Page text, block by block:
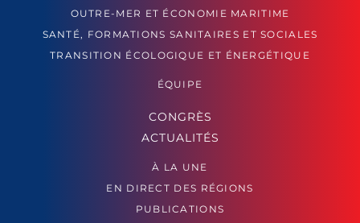
OUTRE-MER ET ÉCONOMIE MARITIME
SANTÉ, FORMATIONS SANITAIRES ET SOCIALES
TRANSITION ÉCOLOGIQUE ET ÉNERGÉTIQUE
ÉQUIPE
CONGRÈS
ACTUALITÉS
À LA UNE
EN DIRECT DES RÉGIONS
PUBLICATIONS